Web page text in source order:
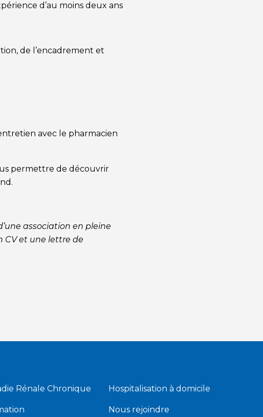
d’au moins deux ans
de l’encadrement et
avec le pharmacien
permettre de découvrir
association en pleine
CV et une lettre de
Rénale Chronique Hospitalisation à domicile
Nous rejoindre